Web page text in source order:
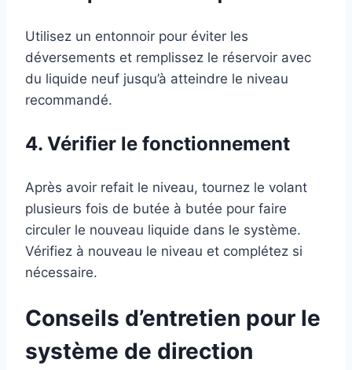
Utilisez un entonnoir pour éviter les
déversements et remplissez le réservoir avec
du liquide neuf jusqu’à atteindre le niveau
recommandé.
4. Vérifier le fonctionnement
Après avoir refait le niveau, tournez le volant
plusieurs fois de butée à butée pour faire
circuler le nouveau liquide dans le système.
Vérifiez à nouveau le niveau et complétez si
nécessaire.
Conseils d’entretien pour le
système de direction